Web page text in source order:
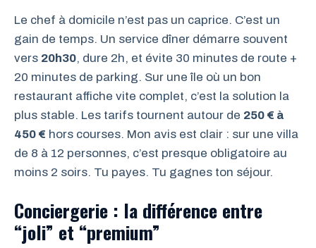
Le chef à domicile n’est pas un caprice. C’est un
gain de temps. Un service dîner démarre souvent
vers 20h30, dure 2h, et évite 30 minutes de route +
20 minutes de parking. Sur une île où un bon
restaurant affiche vite complet, c’est la solution la
plus stable. Les tarifs tournent autour de 250 € à
450 € hors courses. Mon avis est clair : sur une villa
de 8 à 12 personnes, c’est presque obligatoire au
moins 2 soirs. Tu payes. Tu gagnes ton séjour.
Conciergerie : la différence entre
“joli” et “premium”